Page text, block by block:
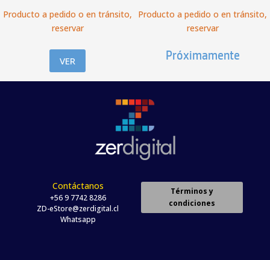
Producto a pedido o en tránsito,
reservar
VER
Producto a pedido o en tránsito,
reservar
Próximamente
Contáctanos
+56 9 7742 8286
ZD-eStore@zerdigital.cl
Whatsapp
Términos y
condiciones